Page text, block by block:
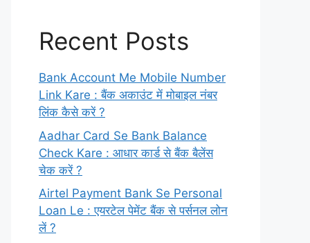
Recent Posts
Bank Account Me Mobile Number
Link Kare : बैंक अकाउंट में मोबाइल नंबर
लिंक कैसे करें ?
Aadhar Card Se Bank Balance
Check Kare : आधार कार्ड से बैंक बैलेंस
चेक करें ?
Airtel Payment Bank Se Personal
Loan Le : एयरटेल पेमेंट बैंक से पर्सनल लोन
लें ?